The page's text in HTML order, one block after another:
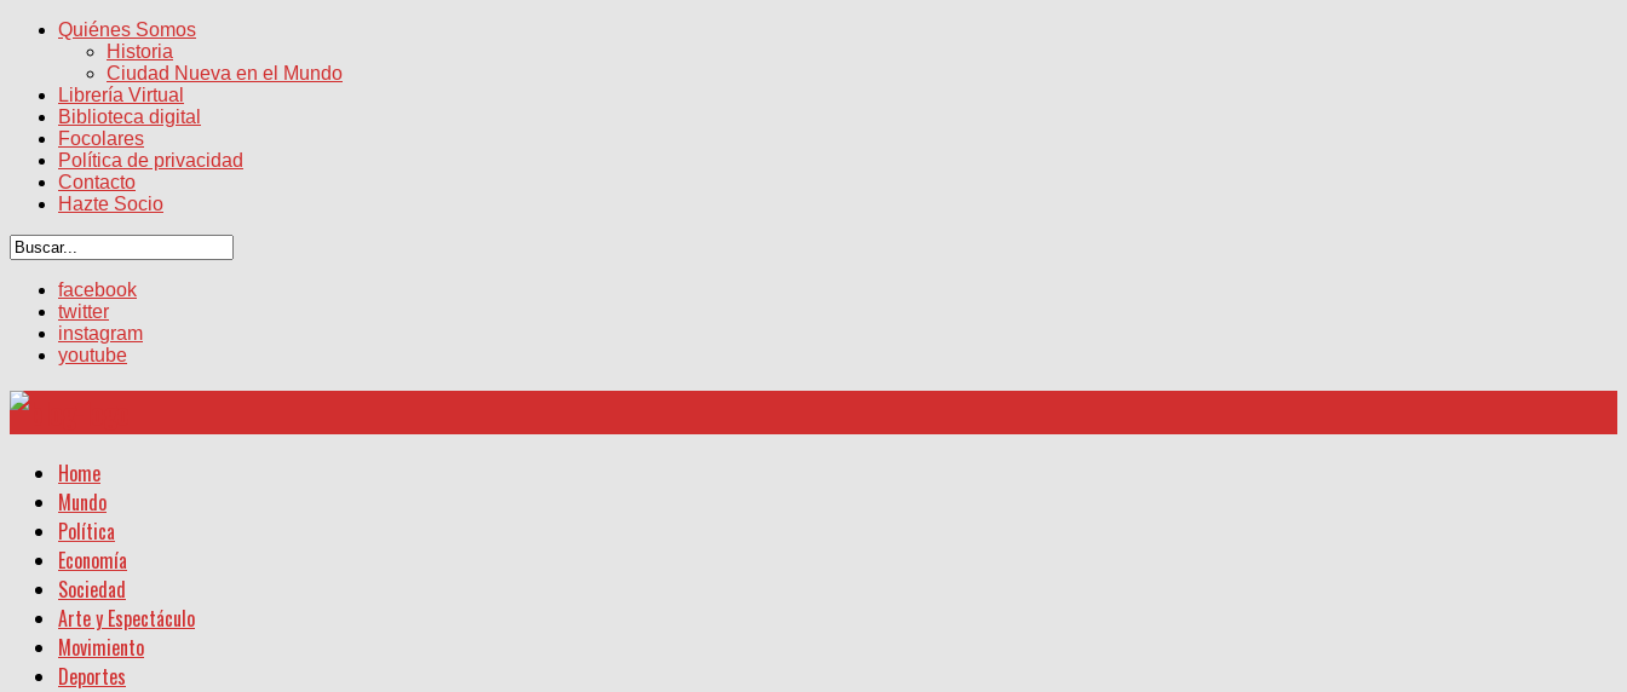
Quiénes Somos
Historia
Ciudad Nueva en el Mundo
Librería Virtual
Biblioteca digital
Focolares
Política de privacidad
Contacto
Hazte Socio
facebook
twitter
instagram
youtube
Home
Mundo
Política
Economía
Sociedad
Arte y Espectáculo
Movimiento
Deportes